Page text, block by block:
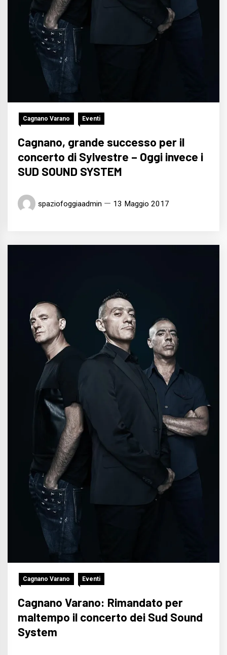
Cagnano Varano Eventi
Cagnano, grande successo per il
concerto di Sylvestre – Oggi invece i
SUD SOUND SYSTEM
spaziofoggiaadmin 13 Maggio 2017
Cagnano Varano Eventi
Cagnano Varano: Rimandato per
maltempo il concerto dei Sud Sound
System